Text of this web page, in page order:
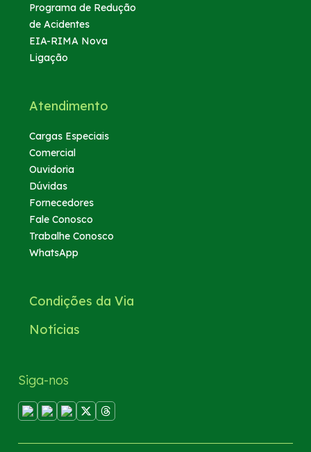
Programa de Redução
de Acidentes
EIA-RIMA Nova
Ligação
Atendimento
Cargas Especiais
Comercial
Ouvidoria
Dúvidas
Fornecedores
Fale Conosco
Trabalhe Conosco
WhatsApp
Condições da Via
Notícias
Siga-nos